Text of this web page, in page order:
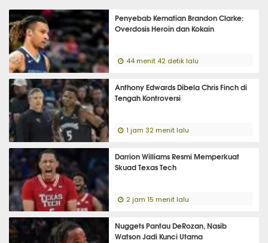
Penyebab Kematian Brandon Clarke:
Overdosis Heroin dan Kokain
44 menit 42 detik lalu
Anthony Edwards Dibela Chris Finch di
Tengah Kontroversi
1 jam 32 menit lalu
Darrion Williams Resmi Memperkuat
Skuad Texas Tech
2 jam 15 menit lalu
Nuggets Pantau DeRozan, Nasib
Watson Jadi Kunci Utama